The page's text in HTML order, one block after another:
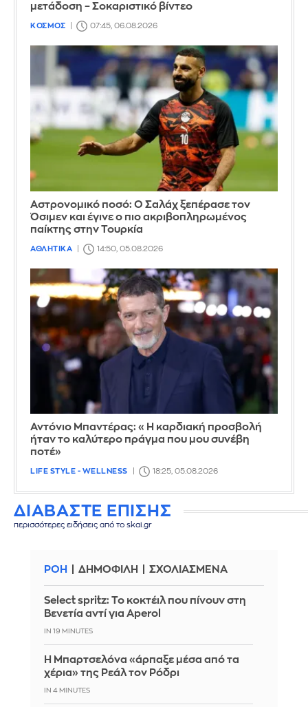
μετάδοση – Σοκαριστικό βίντεο
ΚΟΣΜΟΣ 07:45, 06.08.2026
Αστρονομικό ποσό: Ο Σαλάχ ξεπέρασε τον
Όσιμεν και έγινε ο πιο ακριβοπληρωμένος
παίκτης στην Τουρκία
ΑΘΛΗΤΙΚΑ 14:50, 05.08.2026
Αντόνιο Μπαντέρας: «Η καρδιακή προσβολή
ήταν το καλύτερο πράγμα που μου συνέβη
ποτέ»
LIFE STYLE - WELLNESS 18:25, 05.08.2026
ΔΙΑΒΑΣΤΕ ΕΠΙΣΗΣ
περισσότερες ειδήσεις από το skai.gr
ΡΟΗ ΔΗΜΟΦΙΛΗ ΣΧΟΛΙΑΣΜΕΝΑ
Select spritz: Το κοκτέιλ που πίνουν στη
Βενετία αντί για Aperol
IN 19 MINUTES
Η Μπαρτσελόνα «άρπαξε μέσα από τα
χέρια» της Ρεάλ τον Ρόδρι
IN 4 MINUTES